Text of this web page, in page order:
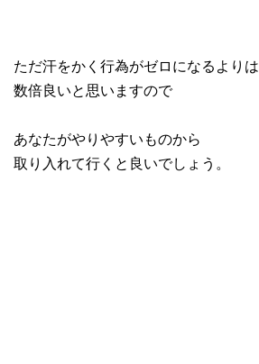
ただ汗をかく行為がゼロになるよりは
数倍良いと思いますので
あなたがやりやすいものから
取り入れて行くと良いでしょう。